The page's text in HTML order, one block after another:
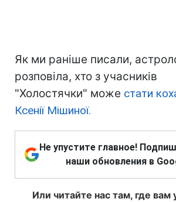
Як ми раніше писали,
розповіла, хто з учасників
"Холостячки" може стати
Ксенії Мішиної.
Не упустите главное!
наши обновления в
Или читайте нас там, где вам